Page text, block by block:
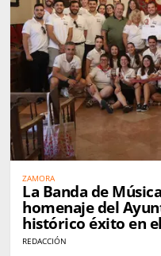
ZAMORA
La Banda de
homenaje del
histórico éxito en
de Kerkrade
REDACCIÓN